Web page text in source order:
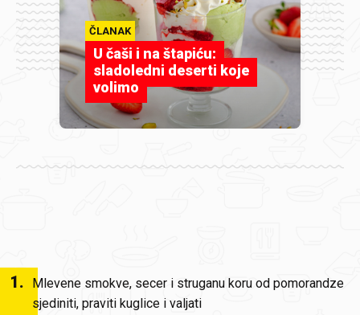
ČLANAK
U čaši i na štapiću:
sladoledni deserti koje
volimo
1.
Mlevene smokve, secer i struganu koru od pomorandze
sjediniti, praviti kuglice i valjati